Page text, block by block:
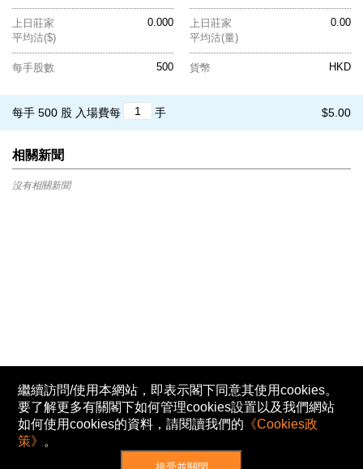
0.000
上日莊家
平均沽($)
0.00
上日莊家
平均沽(量)
500
每手股數 HKD
貨幣
$5.00
每手 500 股 入場費每 手
相關新聞
沒有相關新聞
繼續訪問/使用本網站，即表示閣下同意其使用cookies。
要了解更多有關閣下如何管理cookies設置以及我們網站
如何使用cookies的資料，請閱讀我們的 《Cookies政
策》 。